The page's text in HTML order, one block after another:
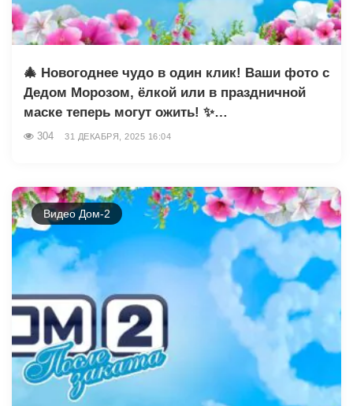
🎄 Новогоднее чудо в один клик! Ваши фото с
Дедом Морозом, ёлкой или в праздничной
маске теперь могут ожить! ✨…
304 31 ДЕКАБРЯ, 2025 16:04
Видео Дом-2